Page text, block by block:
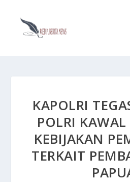
KAPOLRI
POLRI KAWAL
KEBIJAKAN
TERKAIT